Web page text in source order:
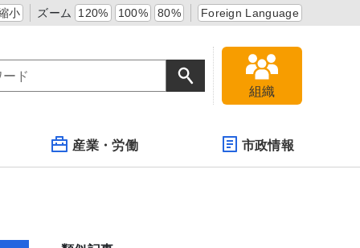
小 ズーム 120% 100% 80% Foreign Language
組織
産業・労働 市政情報